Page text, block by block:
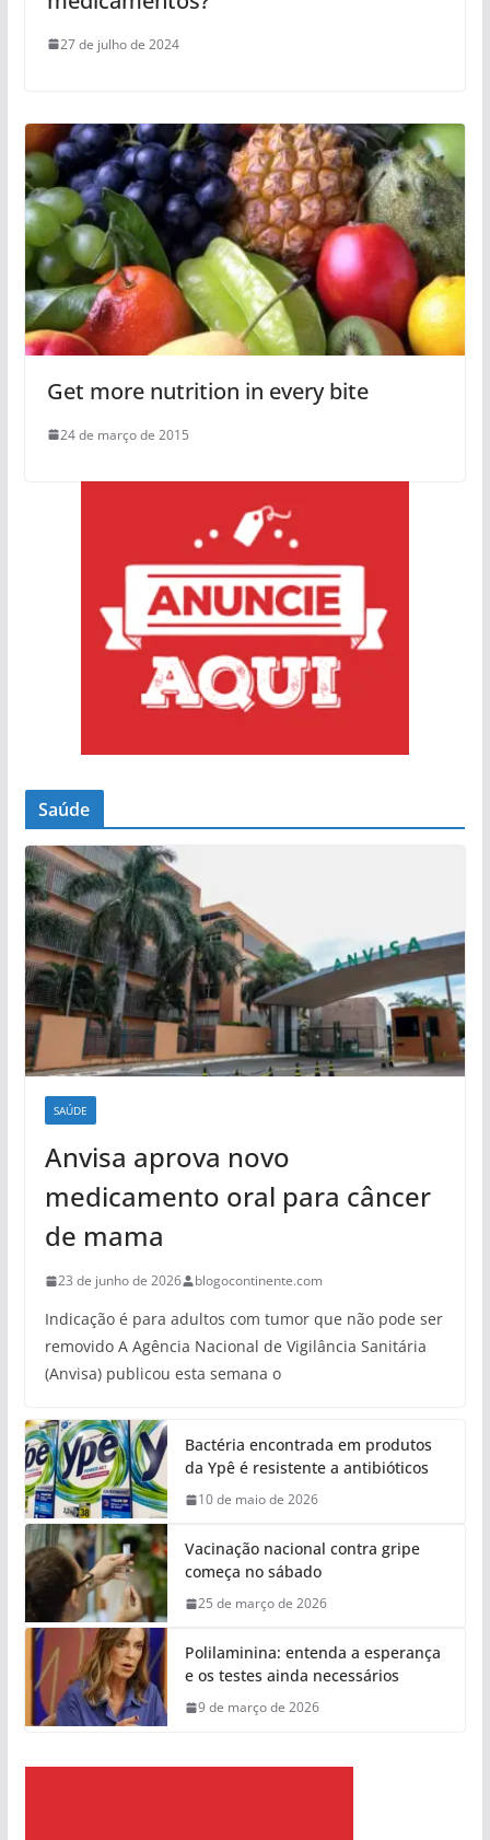
27 de julho de 2024
Get more nutrition in every bite
24 de março de 2015
Saúde
SAÚDE
Anvisa aprova novo
medicamento oral para câncer
de mama
23 de junho de 2026 blogocontinente.com
Indicação é para adultos com tumor que não pode ser
removido A Agência Nacional de Vigilância Sanitária
(Anvisa) publicou esta semana o
Bactéria encontrada em produtos
da Ypê é resistente a antibióticos
10 de maio de 2026
Vacinação nacional contra gripe
começa no sábado
25 de março de 2026
Polilaminina: entenda a esperança
e os testes ainda necessários
9 de março de 2026